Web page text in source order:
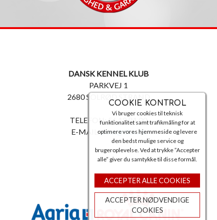
COOKIE KONTROL
Vi bruger cookies til teknisk
funktionalitet samt trafikmåling for at
optimere vores hjemmeside og levere
den bedst mulige service og
brugeroplevelse. Ved at trykke ”Accepter
alle” giver du samtykke til disse formål.
ACCEPTER ALLE COOKIES
ACCEPTER NØDVENDIGE
COOKIES
DANSK KENNEL KLUB
PARKVEJ 1
2680 SOLRØD STRAND
TELEFON: 56 18 81 00
E-MAIL:post@dkk.dk